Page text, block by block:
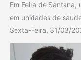
Em Feira de
em unidades de
Sexta-Feira, 31/03/